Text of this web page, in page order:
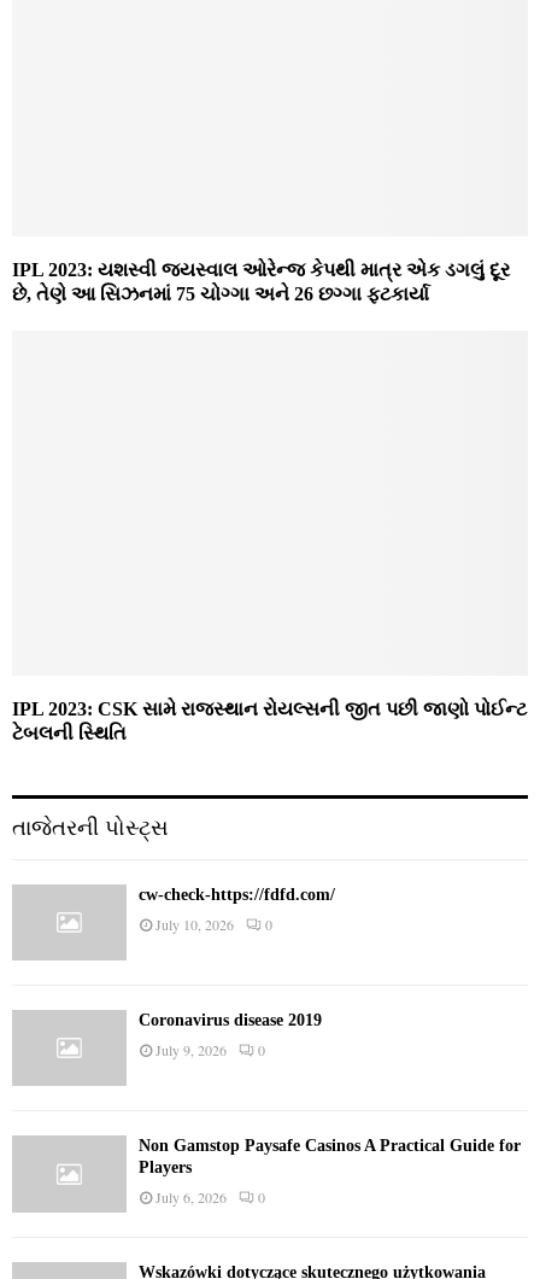
IPL 2023: યશસ્વી જયસ્વાલ ઓરેન્જ કેપથી માત્ર એક ડગલું દૂર
છે, તેણે આ સિઝનમાં 75 ચોગ્ગા અને 26 છગ્ગા ફટકાર્યા
IPL 2023: CSK સામે રાજસ્થાન રોયલ્સની જીત પછી જાણો પોઈન્ટ
ટેબલની સ્થિતિ
તાજેતરની પોસ્ટ્સ
cw-check-https://fdfd.com/
July 10, 2026 0
Coronavirus disease 2019
July 9, 2026 0
Non Gamstop Paysafe Casinos A Practical Guide for
Players
July 6, 2026 0
Wskazówki dotyczące skutecznego użytkowania